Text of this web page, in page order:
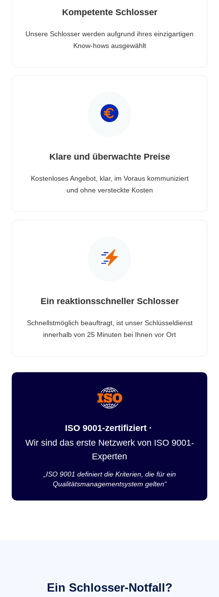
Kompetente Schlosser
Unsere Schlosser werden aufgrund ihres einzigartigen
Know-hows ausgewählt
Klare und überwachte Preise
Kostenloses Angebot, klar, im Voraus kommuniziert
und ohne versteckte Kosten
Ein reaktionsschneller Schlosser
Schnellstmöglich beauftragt, ist unser Schlüsseldienst
innerhalb von 25 Minuten bei Ihnen vor Ort
ISO 9001-zertifiziert ·
Wir sind das erste Netzwerk von ISO 9001-
Experten
„ISO 9001 definiert die Kriterien, die für ein
Qualitätsmanagementsystem gelten“
Ein Schlosser-Notfall?